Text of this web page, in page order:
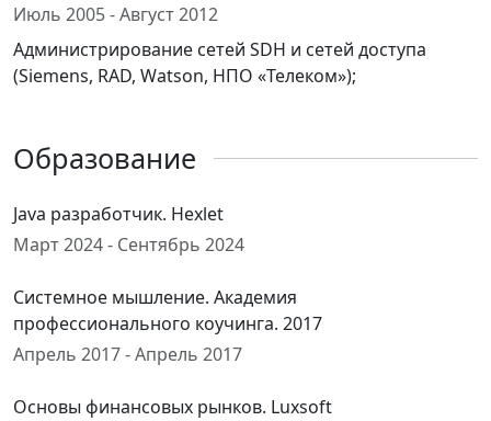
Июль 2005 - Август 2012
Администрирование сетей SDH и сетей доступа
(Siemens, RAD, Watson, НПО «Телеком»);
Образование
Java разработчик. Hexlet
Март 2024 - Сентябрь 2024
Системное мышление. Академия
профессионального коучинга. 2017
Апрель 2017 - Апрель 2017
Основы финансовых рынков. Luxsoft